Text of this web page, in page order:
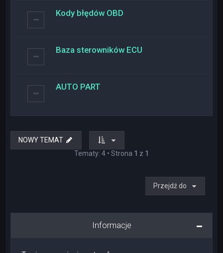
Kody błędów OBD
Baza sterowników ECU
AUTO PART
NOWY TEMAT
Tematy: 4 • Strona 1 z 1
Przejdź do
Informacje